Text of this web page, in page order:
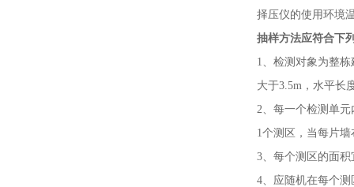
择压仪的使用环境
抽样方法应符合下
1、检测对象为整
大于3.5m，水平长
2、每一个检测单
1个测区，当每片
3、每个测区的面积
4、应随机在每个测